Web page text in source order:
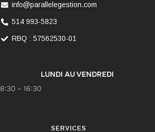
info@parallelegestion.com
514 993-5823
RBQ : 57562530-01
LUNDI AU VENDREDI
8:30 – 16:30
SERVICES